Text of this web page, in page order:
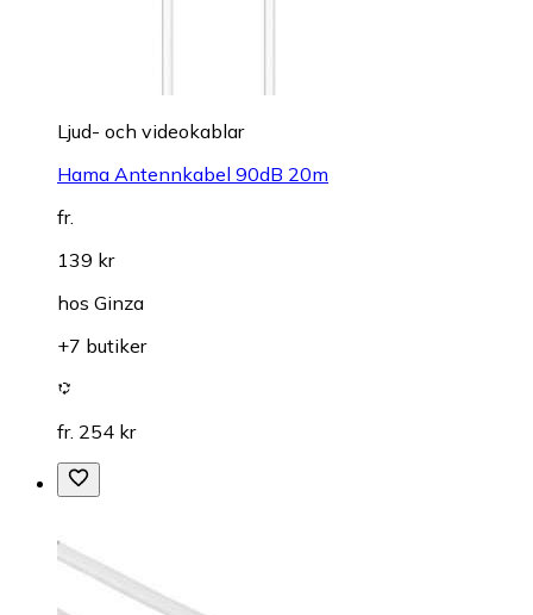
Ljud- och videokablar
Hama Antennkabel 90dB 20m
fr.
139 kr
hos Ginza
+7 butiker
fr. 254 kr